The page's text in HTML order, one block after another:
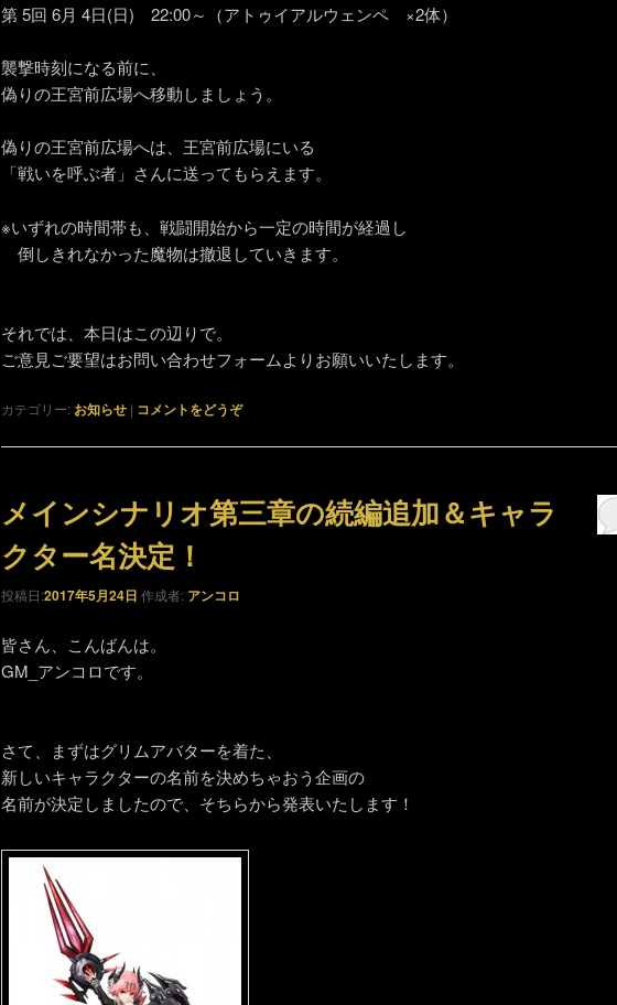
第 5回 6月 4日(日) 22:00～（アトゥイアルウェンペ ×2体）
襲撃時刻になる前に、
偽りの王宮前広場へ移動しましょう。
偽りの王宮前広場へは、王宮前広場にいる
「戦いを呼ぶ者」さんに送ってもらえます。
※いずれの時間帯も、戦闘開始から一定の時間が経過し
倒しきれなかった魔物は撤退していきます。
それでは、本日はこの辺りで。
ご意見ご要望はお問い合わせフォームよりお願いいたします。
カテゴリー: お知らせ | コメントをどうぞ
メインシナリオ第三章の続編追加＆キャラ
クター名決定！
投稿日:2017年5月24日 作成者: アンコロ
皆さん、こんばんは。
GM_アンコロです。
さて、まずはグリムアバターを着た、
新しいキャラクターの名前を決めちゃおう企画の
名前が決定しましたので、そちらから発表いたします！